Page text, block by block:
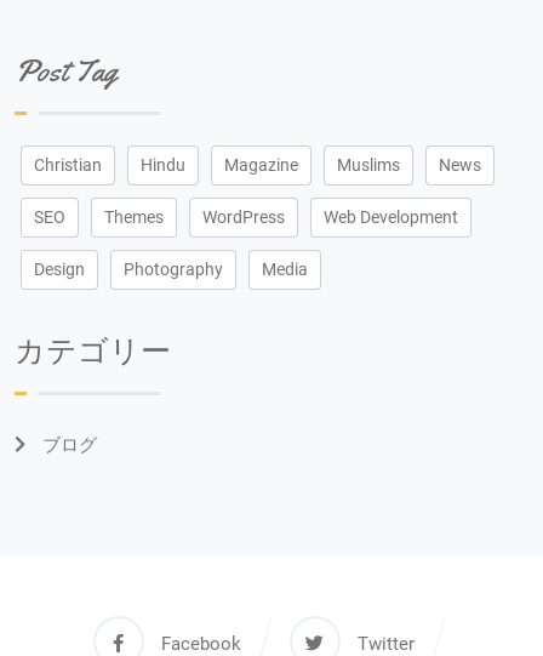
Post Tag
Christian Hindu Magazine Muslims News
SEO Themes WordPress Web Development
Design Photography Media
カテゴリー
ブログ
Facebook Twitter